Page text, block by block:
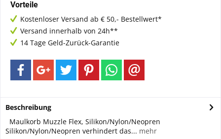
Vorteile
Kostenloser Versand ab € 50,- Bestellwert*
Versand innerhalb von 24h**
14 Tage Geld-Zurück-Garantie
Beschreibung
Maulkorb Muzzle Flex, Silikon/Nylon/Neopren
Silikon/Nylon/Neopren verhindert das... mehr